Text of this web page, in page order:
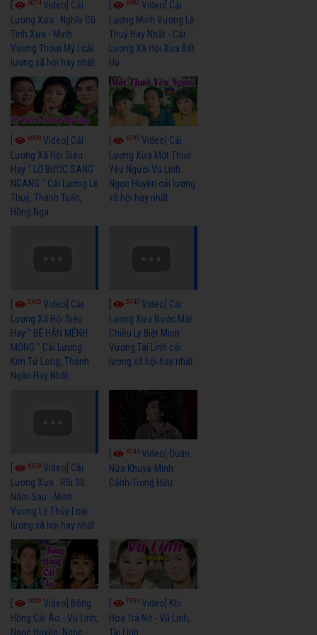
6074Video] Cải
Lương Xưa : Nghĩa Cũ
Tình Xưa - Minh
Vương Thoại Mỹ | cải
lương xã hội hay nhất
6690Video] Cải
Lương Minh Vương Lệ
Thuỷ Hay Nhất - Cải
Lương Xã Hội Xưa Bất
Hủ
6980 Video] Cải
Lương Xã Hội Siêu
Hay " LỠ BƯỚC SANG
NGANG " Cải Lương Lệ
Thuỷ, Thanh Tuấn,
Hồng Nga
6395Video] Cải
Lương Xưa Một Thuở
Yêu Người Vũ Linh
Ngọc Huyền cải lương
xã hội hay nhất
5465 Video] Cải
Lương Xã Hội Siêu
Hay " BỂ HẬN MÊNH
MÔNG " Cải Lương
Kim Tử Long, Thanh
Ngân Hay Nhất
5740Video] Cải
Lương Xưa Nước Mắt
Chiều Ly Biệt Minh
Vương Tài Linh cải
lương xã hội hay nhất
6328 Video] Cải
Lương Xưa : Rồi 30
Năm Sau - Minh
Vương Lệ Thủy | cải
lương xã hội hay nhất
6044Video] Quán
Nửa Khuya-Minh
Cảnh-Trọng Hữu
9060 Video] Bông
Hồng Cài Áo - Vũ Linh,
Ngọc Huyền, Ngọc
7354Video] Khi
Hoa Trà Nở - Vũ Linh,
Tài Linh